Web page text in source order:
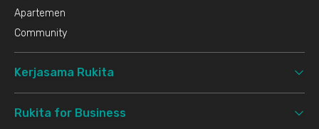
Apartemen
Community
Kerjasama Rukita
Rukita for Business